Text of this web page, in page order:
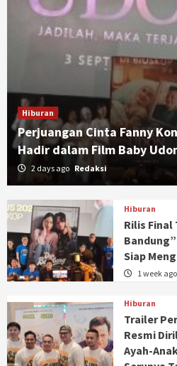
Hiburan
Perjuangan Cinta Fanny
Hadir dalam Film Baby
2 days ago Redaksi
Hiburan
Rilis Final
Siap
1 week ago
Hiburan
Trailer
Resmi
Ayah-